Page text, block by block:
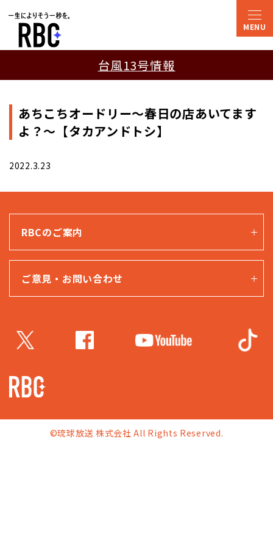
台風13号情報
あちこちオードリー〜春日の店あいてます
よ？〜【タカアンドトシ】
2022.3.23
RBCのご案内
ご意見・お問い合わせ
©琉球放送 株式会社 All Rights Reserved.